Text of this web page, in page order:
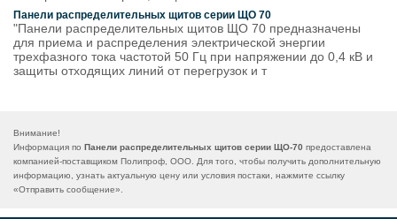
Панели распределительных щитов серии ЩО 70
"Панели распределительных щитов ЩО 70 предназначены
для приема и распределения электрической энергии
трехфазного тока частотой 50 Гц при напряжении до 0,4 кВ и
защиты отходящих линий от перегрузок и т
Внимание!
Информация по Панели распределительных щитов серии ЩО-70 предоставлена
компанией-поставщиком Полипроф, ООО. Для того, чтобы получить дополнительную
информацию, узнать актуальную цену или условия постаки, нажмите ссылку
«Отправить сообщение».